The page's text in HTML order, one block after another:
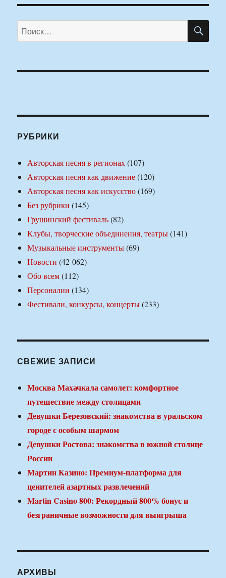
Искать:
РУБРИКИ
Авторская песня в регионах(107)
Авторская песня как движение(120)
Авторская песня как искусство(169)
Без рубрики (145)
Грушинский фестиваль(82)
Клубы, творческие объединения, театры(141)
Музыкальные инструменты(69)
Новости (42 062)
Обо всем(112)
Персоналии (134)
Фестивали, конкурсы, концерты(233)
СВЕЖИЕ ЗАПИСИ
Москва Махачкала самолет: комфортное
путешествие между столицами
Девушки Березовский: знакомства в уральском
городе с особым шармом
Девушки Ростова: знакомства в южной столице
России
Мартин Казино: Премиум-платформа для
ценителей азартных развлечений
Martin Casino 800: Рекордный 800% бонус и
безграничные возможности для выигрыша
АРХИВЫ